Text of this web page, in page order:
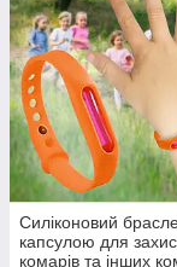
Силіконовий
капсулою для
комарів та інших